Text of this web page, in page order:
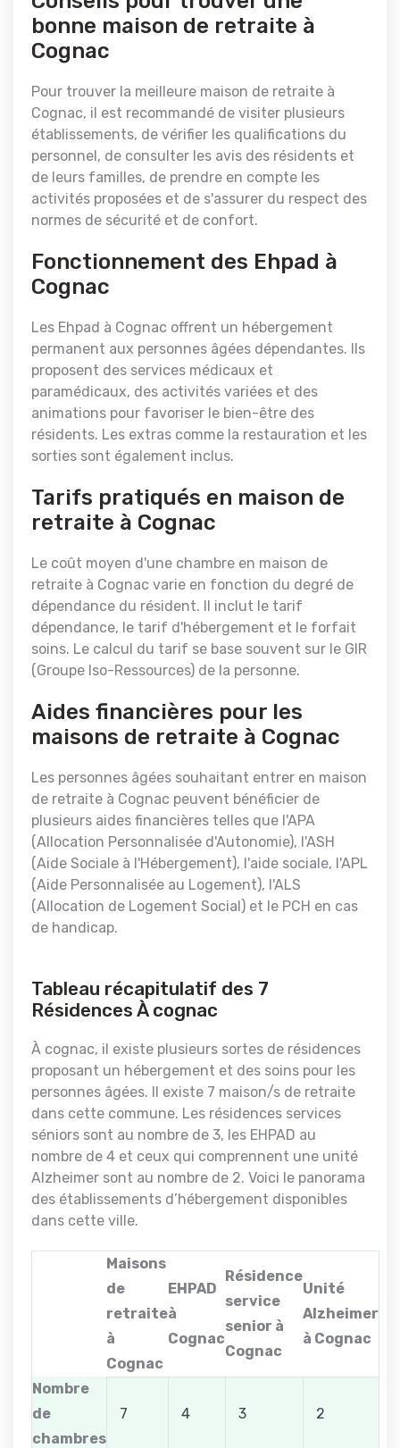
bonne maison de retraite à
Cognac
Pour trouver la meilleure maison de retraite à
Cognac, il est recommandé de visiter plusieurs
établissements, de vérifier les qualifications du
personnel, de consulter les avis des résidents et
de leurs familles, de prendre en compte les
activités proposées et de s'assurer du respect des
normes de sécurité et de confort.
Fonctionnement des Ehpad à
Cognac
Les Ehpad à Cognac offrent un hébergement
permanent aux personnes âgées dépendantes. Ils
proposent des services médicaux et
paramédicaux, des activités variées et des
animations pour favoriser le bien-être des
résidents. Les extras comme la restauration et les
sorties sont également inclus.
Tarifs pratiqués en maison de
retraite à Cognac
Le coût moyen d'une chambre en maison de
retraite à Cognac varie en fonction du degré de
dépendance du résident. Il inclut le tarif
dépendance, le tarif d'hébergement et le forfait
soins. Le calcul du tarif se base souvent sur le GIR
(Groupe Iso-Ressources) de la personne.
Aides financières pour les
maisons de retraite à Cognac
Les personnes âgées souhaitant entrer en maison
de retraite à Cognac peuvent bénéficier de
plusieurs aides financières telles que l'APA
(Allocation Personnalisée d'Autonomie), l'ASH
(Aide Sociale à l'Hébergement), l'aide sociale, l'APL
(Aide Personnalisée au Logement), l'ALS
(Allocation de Logement Social) et le PCH en cas
de handicap.
Tableau récapitulatif des 7
Résidences À cognac
À cognac, il existe plusieurs sortes de résidences
proposant un hébergement et des soins pour les
personnes âgées. Il existe 7 maison/s de retraite
dans cette commune. Les résidences services
séniors sont au nombre de 3, les EHPAD au
nombre de 4 et ceux qui comprennent une unité
Alzheimer sont au nombre de 2. Voici le panorama
des établissements d’hébergement disponibles
dans cette ville.
Maisons
de
retraite
à
Cognac
EHPAD
à
Cognac
Résidence
service
senior à
Cognac
Unité
Alzheimer
à Cognac
Nombre
de
chambres
7 4 3 2